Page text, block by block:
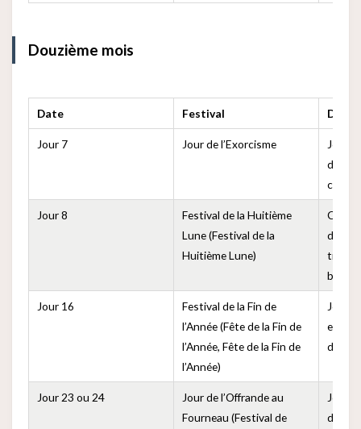
Douzième mois
Date Festival
Jour 7 Jour de l’Exorcisme
Jour
Jour 8
Festival de la Huitième
Lune (Festival de la
Huitième Lune)
de
Jour 16
Festival de la Fin de
l’Année (Fête de la Fin de
l’Année, Fête de la Fin de
l’Année)
Jour
dieu
Jour 23 ou 24
Jour de l’Offrande au
Fourneau (Festival de
Jour
du